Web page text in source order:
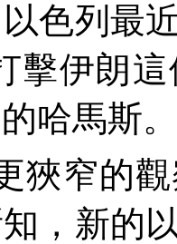
色列最
擊伊朗
哈馬斯。
狹窄的
，新的